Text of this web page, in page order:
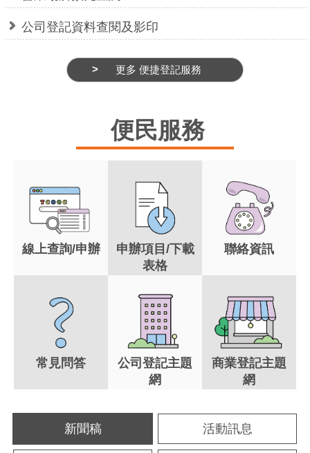
公司登記資料查閱及影印
更多 便捷登記服務
便民服務
線上查詢/申辦
申辦項目/下載
表格
聯絡資訊
常見問答
公司登記主題
網
商業登記主題
網
新聞稿 活動訊息